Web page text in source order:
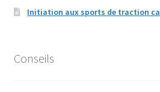
Initiation aux sports de traction
Conseils